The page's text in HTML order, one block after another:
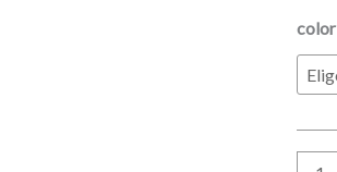
color